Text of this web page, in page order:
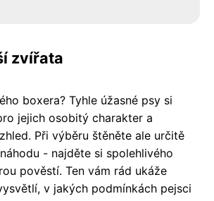
zvířata
boxera? Tyhle úžasné psy si
jejich osobitý charakter a
Při výběru štěněte ale určitě
- najděte si spolehlivého
pověstí. Ten vám rád ukáže
v jakých podmínkách pejsci